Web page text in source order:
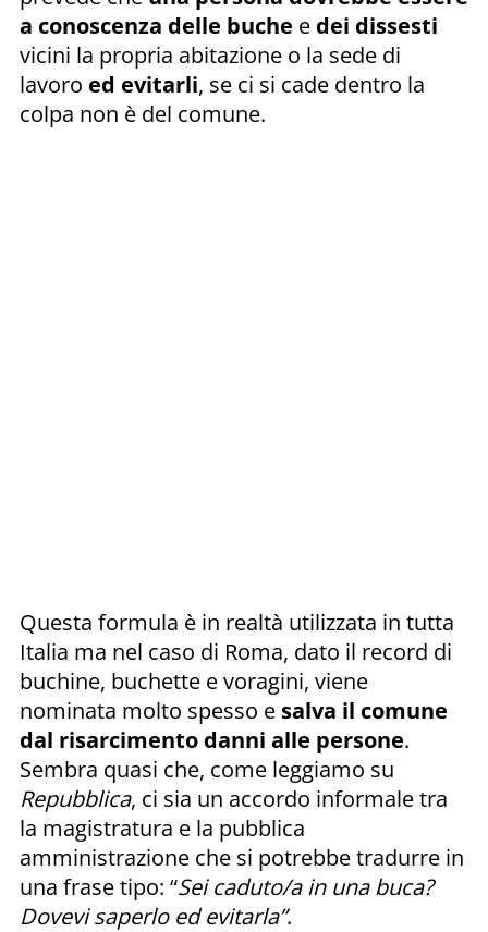
a conoscenza delle buche e dei dissesti
vicini la propria abitazione o la sede di
lavoro ed evitarli, se ci si cade dentro la
colpa non è del comune.
Questa formula è in realtà utilizzata in tutta
Italia ma nel caso di Roma, dato il record di
buchine, buchette e voragini, viene
nominata molto spesso e salva il comune
dal risarcimento danni alle persone.
Sembra quasi che, come leggiamo su
Repubblica, ci sia un accordo informale tra
la magistratura e la pubblica
amministrazione che si potrebbe tradurre in
una frase tipo: “Sei caduto/a in una buca?
Dovevi saperlo ed evitarla”.